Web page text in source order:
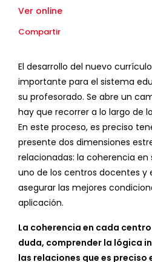
Ver online
Compartir
El desarrollo del nuevo
importante para el sistema
su profesorado. Se abre un
hay que recorrer a lo largo de
En este proceso, es preciso
presente dos dimensiones
relacionadas: la coherencia
uno de los centros docentes y
asegurar las mejores
aplicación.
La coherencia en cada
duda, comprender la lógica
las relaciones que es preciso